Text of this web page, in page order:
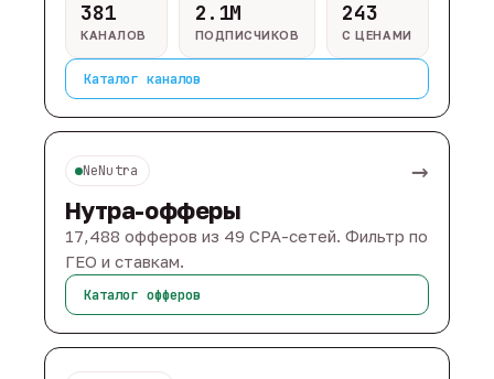
381
КАНАЛОВ
2.1M
ПОДПИСЧИКОВ
243
С ЦЕНАМИ
Каталог каналов
NeNutra →
Нутра-офферы
17,488 офферов из 49 CPA-сетей. Фильтр по
ГЕО и ставкам.
Каталог офферов